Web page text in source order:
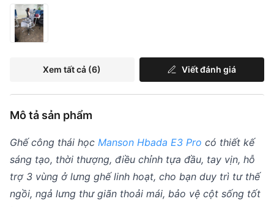
Xem tất cả (6) Viết đánh giá
Mô tả sản phẩm
Ghế công thái học Manson Hbada E3 Pro có thiết kế
sáng tạo, thời thượng, điều chỉnh tựa đầu, tay vịn, hỗ
trợ 3 vùng ở lưng ghế linh hoạt, cho bạn duy trì tư thế
ngồi, ngả lưng thư giãn thoải mái, bảo vệ cột sống tốt